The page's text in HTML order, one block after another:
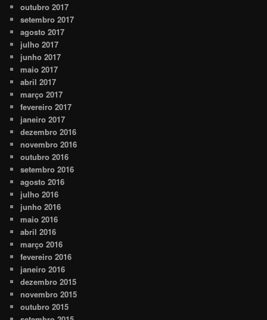
outubro 2017
setembro 2017
agosto 2017
julho 2017
junho 2017
maio 2017
abril 2017
março 2017
fevereiro 2017
janeiro 2017
dezembro 2016
novembro 2016
outubro 2016
setembro 2016
agosto 2016
julho 2016
junho 2016
maio 2016
abril 2016
março 2016
fevereiro 2016
janeiro 2016
dezembro 2015
novembro 2015
outubro 2015